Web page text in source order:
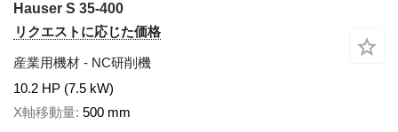
Hauser S 35-400
リクエストに応じた価格
産業用機材 - NC研削機
10.2 HP (7.5 kW)
X軸移動量 500 mm